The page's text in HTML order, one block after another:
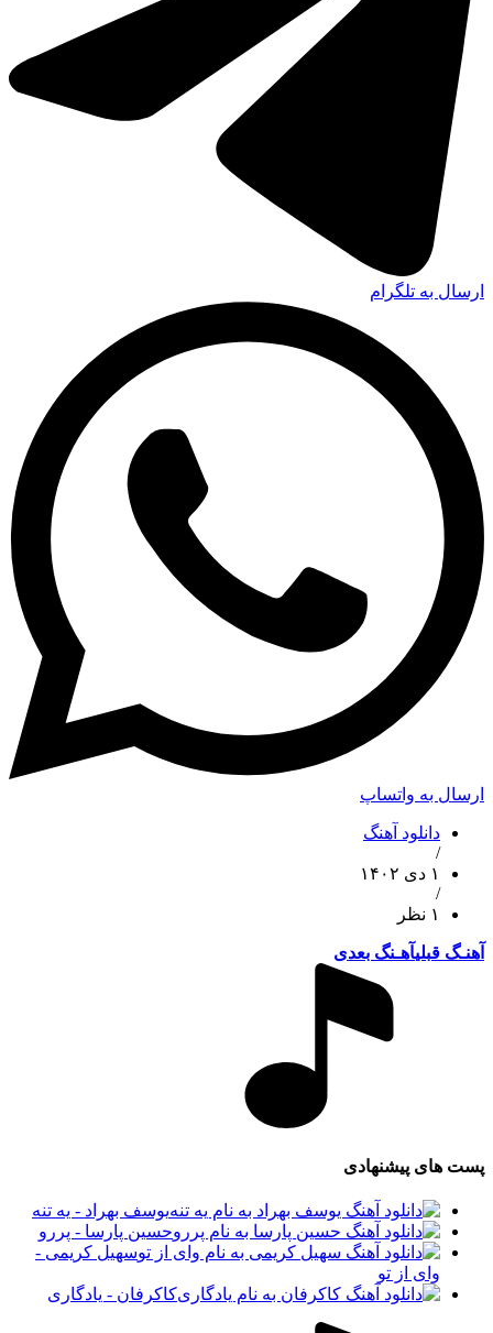
ارسال به تلگرام
ارسال به واتساپ
دانلود آهنگ
/
۱ دی ۱۴۰۲
/
۱ نظر
آهنـگ قبلیآهـنگ بعدی
پست های پیشنهادی
یوسف بهراد - یه تنه
حسین پارسا - پررو
سهیل کریمی -
وای از تو
کاکرفان - یادگاری